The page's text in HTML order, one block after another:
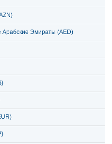
Эмираты (AED)